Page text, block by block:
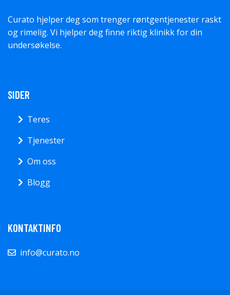
Curato hjelper deg som trenger røntgentjenester raskt
og rimelig. Vi hjelper deg finne riktig klinikk for din
undersøkelse.
SIDER
Teres
Tjenester
Om oss
Blogg
KONTAKTINFO
info@curato.no